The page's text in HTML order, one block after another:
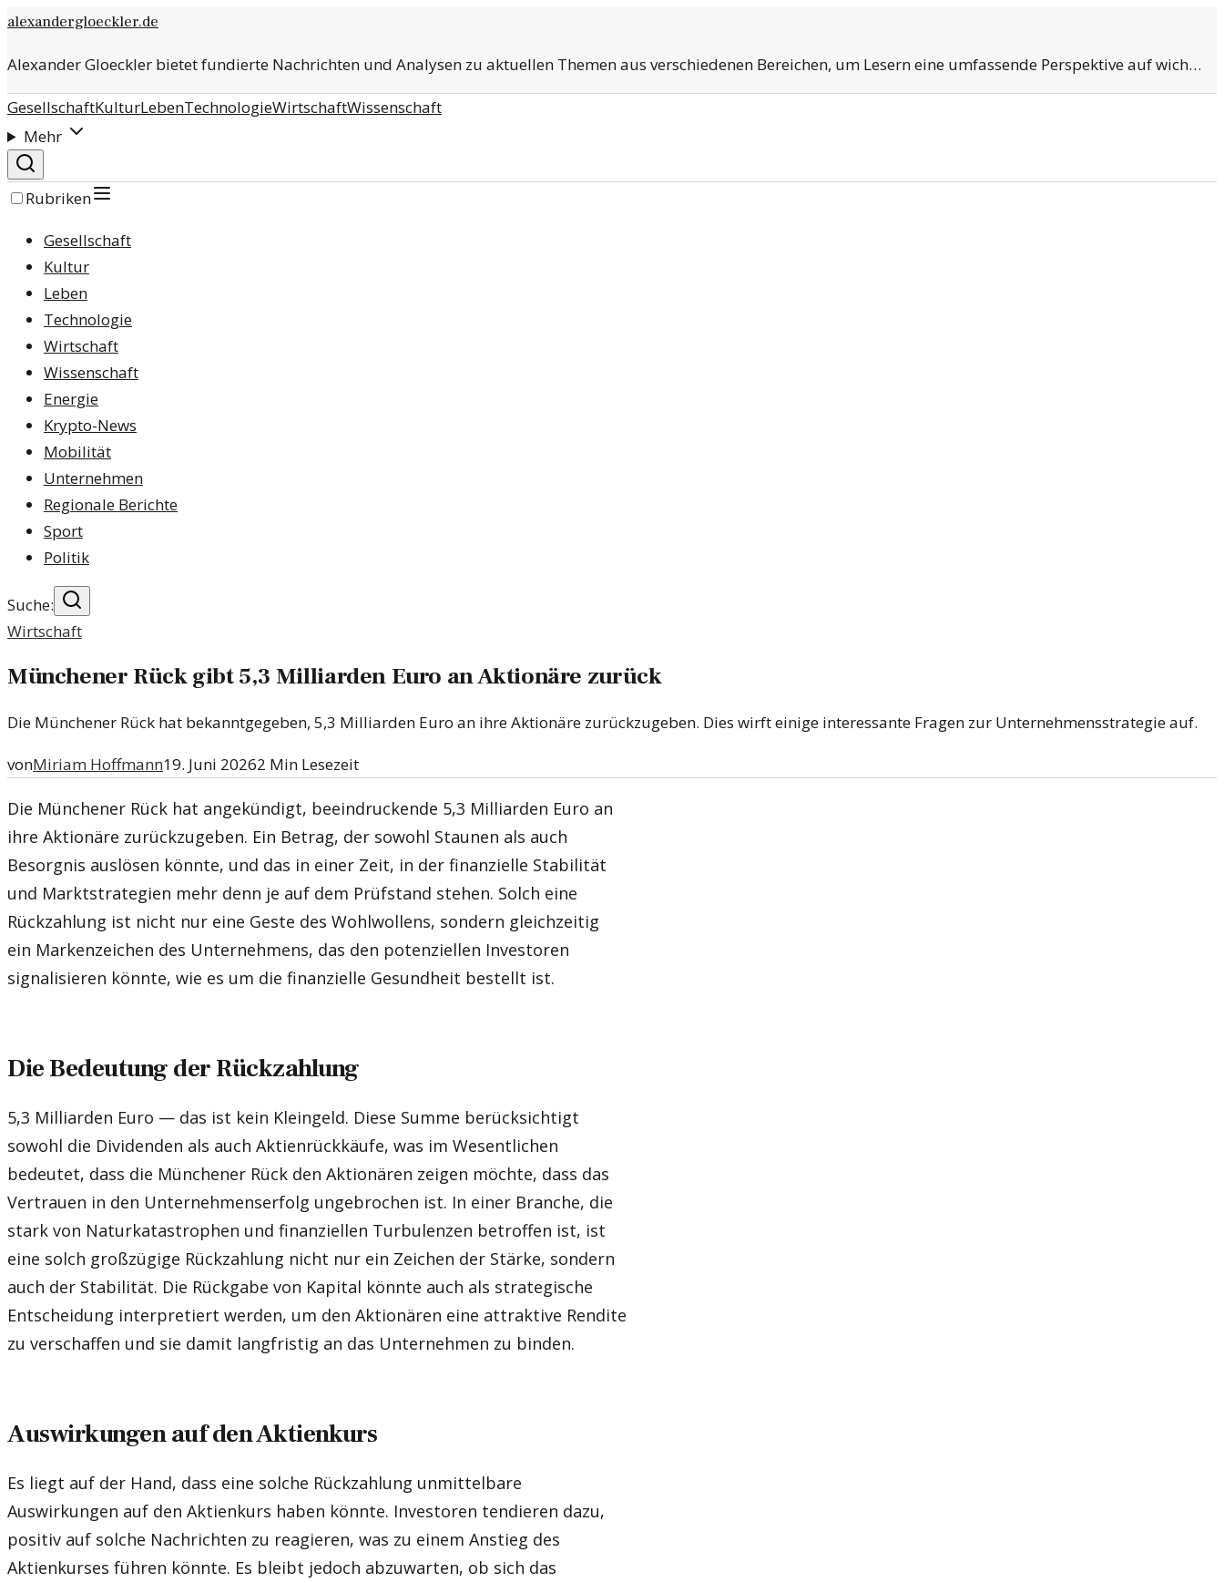
alexandergloeckler.de
Alexander Gloeckler bietet fundierte Nachrichten und Analysen zu aktuellen Themen aus verschiedenen Bereichen, um Lesern eine umfassende Perspektive auf wich…
GesellschaftKulturLebenTechnologieWirtschaftWissenschaft
Mehr
Rubriken
Gesellschaft
Kultur
Leben
Technologie
Wirtschaft
Wissenschaft
Energie
Krypto-News
Mobilität
Unternehmen
Regionale Berichte
Sport
Politik
Suche:
Wirtschaft
Münchener Rück gibt 5,3 Milliarden Euro an Aktionäre zurück
Die Münchener Rück hat bekanntgegeben, 5,3 Milliarden Euro an ihre Aktionäre zurückzugeben. Dies wirft einige interessante Fragen zur Unternehmensstrategie auf.
vonMiriam Hoffmann19. Juni 20262 Min Lesezeit
Die Münchener Rück hat angekündigt, beeindruckende 5,3 Milliarden Euro an
ihre Aktionäre zurückzugeben. Ein Betrag, der sowohl Staunen als auch
Besorgnis auslösen könnte, und das in einer Zeit, in der finanzielle Stabilität
und Marktstrategien mehr denn je auf dem Prüfstand stehen. Solch eine
Rückzahlung ist nicht nur eine Geste des Wohlwollens, sondern gleichzeitig
ein Markenzeichen des Unternehmens, das den potenziellen Investoren
signalisieren könnte, wie es um die finanzielle Gesundheit bestellt ist.
Die Bedeutung der Rückzahlung
5,3 Milliarden Euro — das ist kein Kleingeld. Diese Summe berücksichtigt
sowohl die Dividenden als auch Aktienrückkäufe, was im Wesentlichen
bedeutet, dass die Münchener Rück den Aktionären zeigen möchte, dass das
Vertrauen in den Unternehmenserfolg ungebrochen ist. In einer Branche, die
stark von Naturkatastrophen und finanziellen Turbulenzen betroffen ist, ist
eine solch großzügige Rückzahlung nicht nur ein Zeichen der Stärke, sondern
auch der Stabilität. Die Rückgabe von Kapital könnte auch als strategische
Entscheidung interpretiert werden, um den Aktionären eine attraktive Rendite
zu verschaffen und sie damit langfristig an das Unternehmen zu binden.
Auswirkungen auf den Aktienkurs
Es liegt auf der Hand, dass eine solche Rückzahlung unmittelbare
Auswirkungen auf den Aktienkurs haben könnte. Investoren tendieren dazu,
positiv auf solche Nachrichten zu reagieren, was zu einem Anstieg des
Aktienkurses führen könnte. Es bleibt jedoch abzuwarten, ob sich das